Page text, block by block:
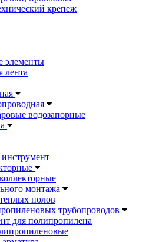
крепеж
элементы
лента
водозапорные
монтажа
полов
трубопроводов
для полипропилена